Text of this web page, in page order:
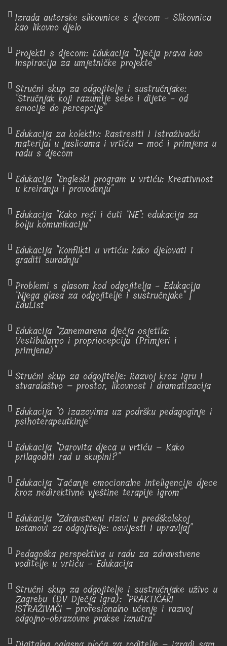
Izrada autorske slikovnice s djecom - Slikovnica
kao likovno djelo
Projekti s djecom: Edukacija "Dječja prava kao
inspiracija za umjetničke projekte"
Stručni skup za odgojitelje i sustručnjake:
"Stručnjak koji razumije sebe i dijete - od
emocije do percepcije"
Edukacija za kolektiv: Rastresiti i istraživački
materijal u jaslicama i vrtiću – moć i primjena u
radu s djecom
Edukacija "Engleski program u vrtiću: Kreativnost
u kreiranju i provođenju"
Edukacija "Kako reći i čuti "NE": edukacija za
bolju komunikaciju"
Edukacija "Konflikti u vrtiću: kako djelovati i
graditi suradnju"
Problemi s glasom kod odgojitelja - Edukacija
"Njega glasa za odgojitelje i sustručnjake" |
EduList
Edukacija "Zanemarena dječja osjetila:
Vestibularno i propriocepcija (Primjeri i
primjena)"
Stručni skup za odgojitelje: Razvoj kroz igru i
stvaralaštvo – prostor, likovnost i dramatizacija
Edukacija "O izazovima uz podršku pedagoginje i
psihoterapeutkinje"
Edukacija "Darovita djeca u vrtiću – Kako
prilagoditi rad u skupini?"
Edukacija "Jačanje emocionalne inteligencije djece
kroz nedirektivne vještine terapije igrom"
Edukacija "Zdravstveni rizici u predškolskoj
ustanovi za odgojitelje: osvijesti i upravljaj"
Pedagoška perspektiva u radu za zdravstvene
voditelje u vrtiću - Edukacija
Stručni skup za odgojitelje i sustručnjake uživo u
Zagrebu (DV Dječja igra): "PRAKTIČARI
ISTRAŽIVAČI – profesionalno učenje i razvoj
odgojno-obrazovne prakse iznutra"